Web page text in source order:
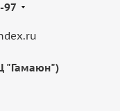
97
"Гамаюн")